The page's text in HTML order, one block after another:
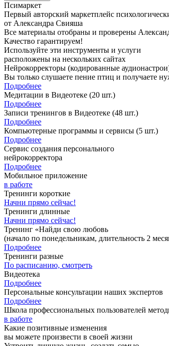
Псимаркет
Первый авторский маркетплейс
от Александра Свияша
Все материалы отобраны и проверены
Качество гарантируем!
Используйте эти инструменты и услуги
расположены на нескольких сайтах
Нейрокорректоры (кодированные
Вы только слушаете пение птиц и получаете
Подробнее
Медитации в Видеотеке (20 шт.)
Подробнее
Записи тренингов в Видеотеке (48 шт.)
Подробнее
Компьютерные программы и сервисы (5 шт.)
Подробнее
Сервис создания персонального
нейрокорректора
Подробнее
Мобильное приложение
в работе
Тренинги короткие
Начни прямо сейчас!
Тренинги длинные
Начни прямо сейчас!
Тренинг «Найди свою любовь
(начало по понедельникам, длительность 2
Подробнее
Тренинги разные
По расписанию, смотреть
Видеотека
Подробнее
Персональные консультации наших экспертов
Подробнее
Школа профессиональных пользователей
в работе
Какие позитивные изменения
вы можете произвести в своей жизни